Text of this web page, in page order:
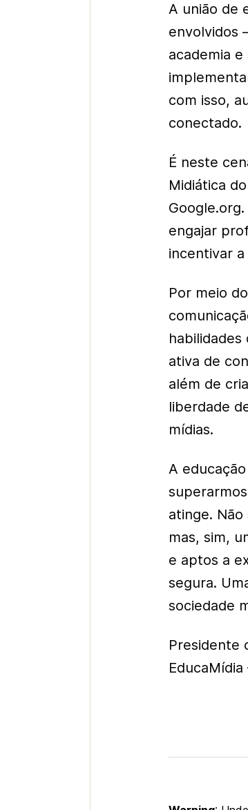
A união de
envolvidos
academia
com isso,
conectado.
É neste
Midiática
engajar
incentivar a
Por meio
ativa de
além de
liberdade
mídias.
A
atinge.
mas, sim,
e aptos a
segura.
sociedade
Presidente